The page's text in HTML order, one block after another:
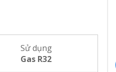
Sử dụng
Gas R32